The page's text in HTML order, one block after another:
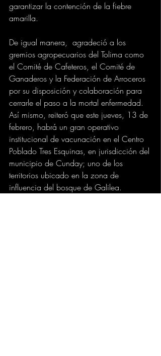
garantizar la contención de la fiebre
amarilla.
De igual manera,  agradeció a los
gremios agropecuarios del Tolima como
el Comité de Cafeteros, el Comité de
Ganaderos y la Federación de Arroceros
por su disposición y colaboración para
cerrarle el paso a la mortal enfermedad.
Así mismo, reiteró que este jueves, 13 de
febrero, habrá un gran operativo
institucional de vacunación en el Centro
Poblado Tres Esquinas, en jurisdicción del
municipio de Cunday; uno de los
territorios ubicado en la zona de
influencia del bosque de Galilea.